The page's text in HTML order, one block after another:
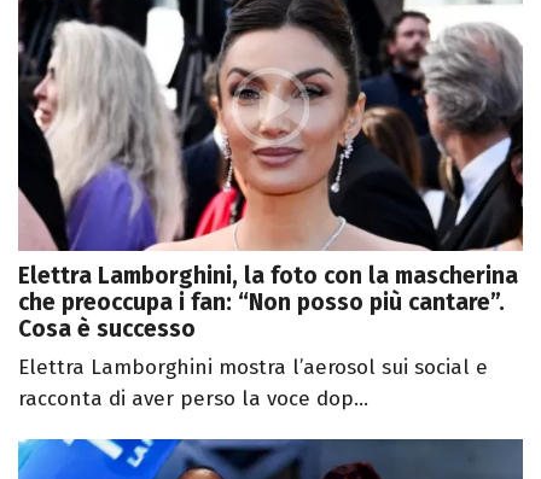
Elettra Lamborghini, la foto con la mascherina
che preoccupa i fan: “Non posso più cantare”.
Cosa è successo
Elettra Lamborghini mostra l’aerosol sui social e
racconta di aver perso la voce dop...